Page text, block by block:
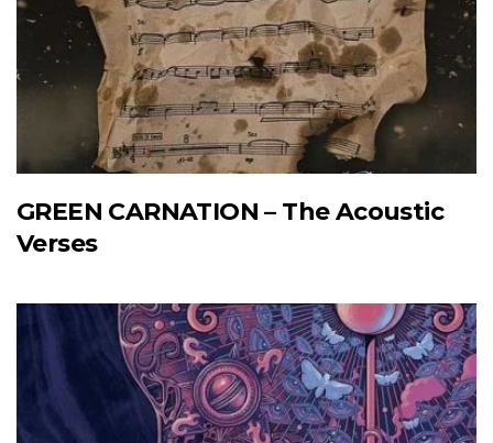
GREEN CARNATION – The Acoustic
Verses